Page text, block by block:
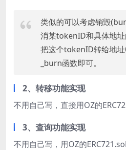
类似的可以考虑销毁
消某tokenID和具体地
把这个tokenID转给地
_burn函数即可。
2、转移功能实现
不用自己写，直接用OZ的
3、查询功能实现
不用自己写，用OZ的